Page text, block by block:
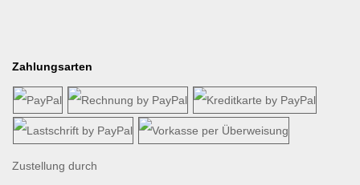
Zahlungsarten
Zustellung durch